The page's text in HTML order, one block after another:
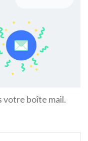
votre boîte mail.